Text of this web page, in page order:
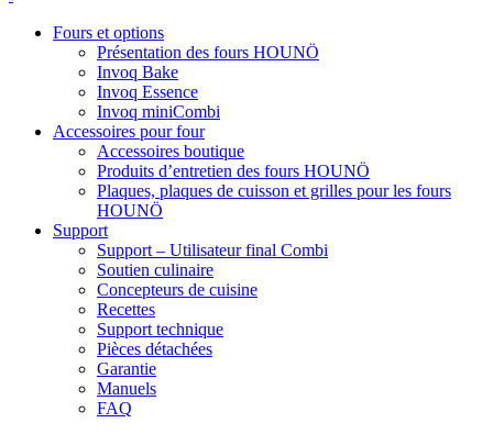
Fours et options
Présentation des fours HOUNÖ
Invoq Bake
Invoq Essence
Invoq miniCombi
Accessoires pour four
Accessoires boutique
Produits d’entretien des fours HOUNÖ
Plaques, plaques de cuisson et grilles pour les fours
HOUNÖ
Support
Support – Utilisateur final Combi
Soutien culinaire
Concepteurs de cuisine
Recettes
Support technique
Pièces détachées
Garantie
Manuels
FAQ